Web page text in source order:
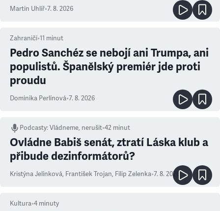
Martin Uhlíř•7. 8. 2026
Zahraničí•11 minut
Pedro Sanchéz se nebojí ani Trumpa, ani
populistů. Španělský premiér jde proti
proudu
Dominika Perlínová•7. 8. 2026
Podcasty:Vládneme, nerušit•42 minut
Ovládne Babiš senát, ztratí Láska klub a
přibude dezinformátorů?
Kristýna Jelínková, František Trojan, Filip Zelenka•7. 8. 2026
Kultura•4 minuty